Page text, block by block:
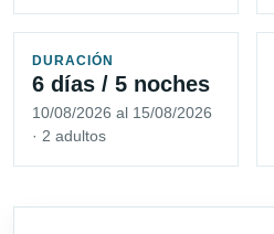
DURACIÓN
6 días / 5 noches
10/08/2026 al 15/08/2026
· 2 adultos